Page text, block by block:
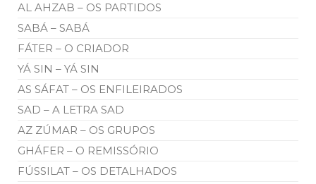
AL AHZAB – OS PARTIDOS
SABÁ – SABÁ
FÁTER – O CRIADOR
YÁ SIN – YÁ SIN
AS SÁFAT – OS ENFILEIRADOS
SAD – A LETRA SAD
AZ ZÚMAR – OS GRUPOS
GHÁFER – O REMISSÓRIO
FÚSSILAT – OS DETALHADOS